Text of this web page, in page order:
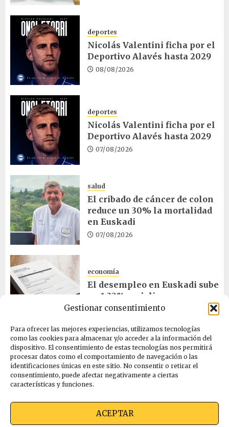
Gestionar consentimiento
Para ofrecer las mejores experiencias, utilizamos tecnologías
como las cookies para almacenar y/o acceder a la información del
dispositivo. El consentimiento de estas tecnologías nos permitirá
procesar datos como el comportamiento de navegación o las
identificaciones únicas en este sitio. No consentir o retirar el
consentimiento, puede afectar negativamente a ciertas
características y funciones.
ACEPTAR
deportes
Nicolás Valentini ficha por el
Deportivo Alavés hasta 2029
08/08/2026
deportes
Nicolás Valentini ficha por el
Deportivo Alavés hasta 2029
07/08/2026
salud
El cribado de cáncer de colon
reduce un 30% la mortalidad
en Euskadi
07/08/2026
economía
El desempleo en Euskadi sube
un 1,32% en julio
06/08/2026
salud
Bilbao acogerá el mayor
congreso europeo de salud
pública en noviembre